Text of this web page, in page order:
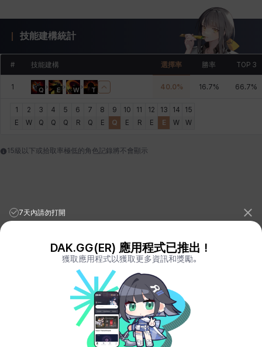
琪婭拉 瑪蒂娜
納塔朋 綾 翡翠
莉央 莉諾爾 菲利克斯 菲歐拉
蓋瑞特 蘿拉 西奧多
阿隆索 雪
技能建構統計
# 技能建構 選擇率 勝率 TOP 3
1 Q E W T 40.0% 16.7% 66.7%
1
E
2
W
3
Q
4
Q
5
Q
6
R
7
Q
8
E
9
Q
10
E
11
R
12
E
13
E
14
W
15
W
15級以下或拾取率極低的角色記錄將不會顯示
League of Legends StatsPORO.GG
Teamfight Tactics Stats
LOLCHESS.GG
VALORANT.DAK.GG
PUBG.DAK.GG
Eternal Return StatsER.DAK.GG
Genshin Impact Stats
GENSHIN.DAK.GG
DEADLOCK.DAK.GG
7天內請勿打開
DAK.GG(ER) 應用程式已推出！
獲取應用程式以獲取更多資訊和獎勵。